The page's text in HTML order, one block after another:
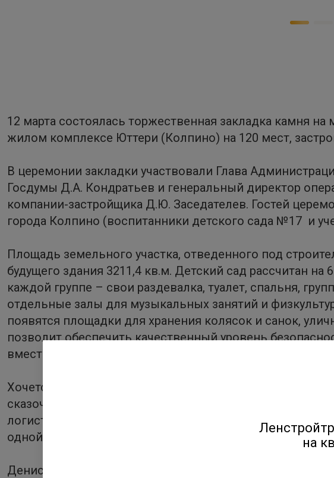
12 марта состоялась торжественная закладка камня
жилом комплексе Юттери (Колпино) на 120 мест,
В церемонии закладки участвовали Глава
Госдумы Д.А. Кондратьев и генеральный директор
компании-застройщика Д.Ю. Заседателев. Гостей
города Колпино (воспитанники детского сада №17 и
Площадь земельного участка, отведенного под
будущего здания 3211,4 кв.м. Детский сад рассчитан
каждой группе – свои раздевалка, туалет, спальня,
отдельные залы для музыкальных занятий и
появятся площадки для хранения колясок и санок,
позволит обеспечить качественный уровень
вместимостью 120 человек – 30 августа 2019 года.
Хочется отметить необычное архитектурное решение
сказочного замка и, безусловно, станет украшением не
логистика квартала продумана застройщиком так,
одной улицы с автомобильным движением.
Денис Заседателев, генеральный директор
на